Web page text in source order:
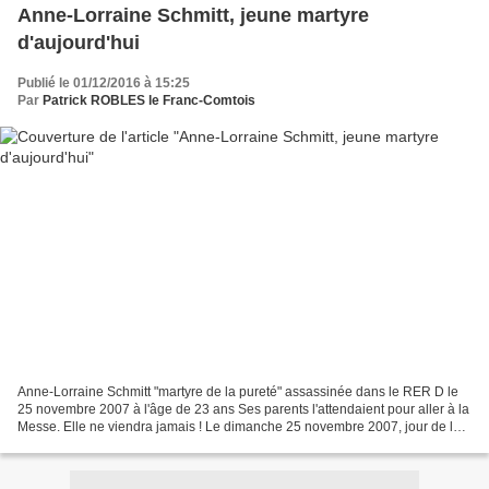
Anne-Lorraine Schmitt, jeune martyre
d'aujourd'hui
Publié le 01/12/2016 à 15:25
Par Patrick ROBLES le Franc-Comtois
Anne-Lorraine Schmitt "martyre de la pureté" assassinée dans le RER D le
25 novembre 2007 à l'âge de 23 ans Ses parents l'attendaient pour aller à la
Messe. Elle ne viendra jamais ! Le dimanche 25 novembre 2007, jour de la